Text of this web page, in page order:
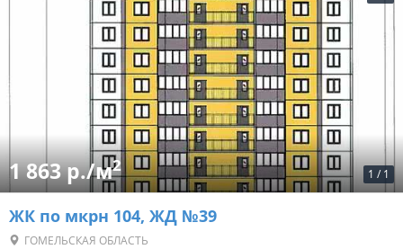
1 / 1
1 863 р./м2
ЖК по мкрн 104, ЖД №39
ГОМЕЛЬСКАЯ ОБЛАСТЬ